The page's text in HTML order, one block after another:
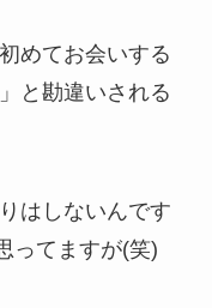
めてお会いする
と勘違いされる
はしないんです
ってますが(笑)